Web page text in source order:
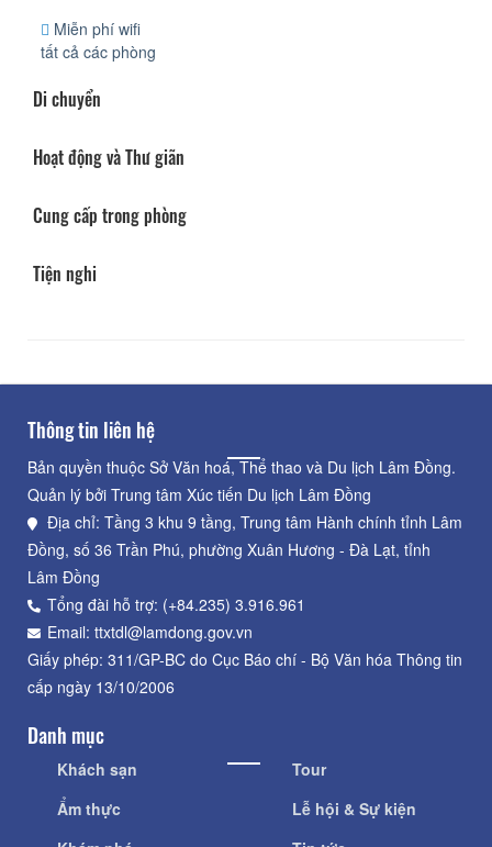
Miễn phí wifi
tất cả các phòng
Di chuyển
Hoạt động và Thư giãn
Cung cấp trong phòng
Tiện nghi
Thông tin liên hệ
Bản quyền thuộc Sở Văn hoá, Thể thao và Du lịch Lâm Đồng.
Quản lý bởi Trung tâm Xúc tiến Du lịch Lâm Đồng
Địa chỉ: Tầng 3 khu 9 tầng, Trung tâm Hành chính tỉnh Lâm
Đồng, số 36 Trần Phú, phường Xuân Hương - Đà Lạt, tỉnh
Lâm Đồng
Tổng đài hỗ trợ: (+84.235) 3.916.961
Email: ttxtdl@lamdong.gov.vn
Giấy phép: 311/GP-BC do Cục Báo chí - Bộ Văn hóa Thông tin
cấp ngày 13/10/2006
Danh mục
Khách sạn
Ẩm thực
Tour
Lễ hội & Sự kiện